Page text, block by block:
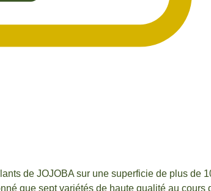
de JOJOBA sur une superficie de plus de
que sept variétés de haute qualité au cours